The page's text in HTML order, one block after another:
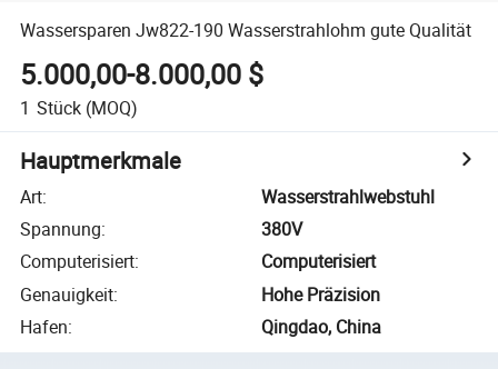
Wassersparen Jw822-190 Wasserstrahlohm gute Qualität
5.000,00-8.000,00 $
1 Stück (MOQ)
Hauptmerkmale
Art:
Wasserstrahlwebstuhl
Spannung:
380V
Computerisiert:
Computerisiert
Genauigkeit:
Hohe Präzision
Hafen: Qingdao, China